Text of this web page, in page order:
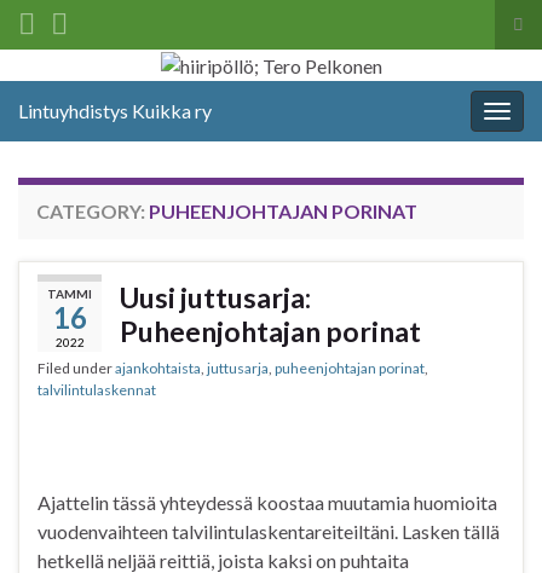
Search for:
Lintuyhdistys Kuikka ry
CATEGORY: PUHEENJOHTAJAN PORINAT
TAMMI
16
2022
Uusi juttusarja:
Puheenjohtajan porinat
Filed underajankohtaista juttusarja puheenjohtajan porinat
talvilintulaskennat
Ajattelin tässä yhteydessä koostaa muutamia huomioita
vuodenvaihteen talvilintulaskentareiteiltäni. Lasken tällä
hetkellä neljää reittiä, joista kaksi on puhtaita